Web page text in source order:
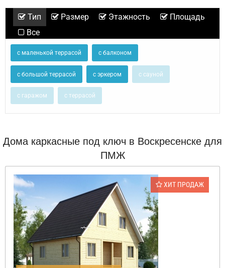
Тип Размер Этажность
Площадь
Все
с маленькой террасой с балконом
с большой террасой с эркером с сауной
с гаражом с террасой
Дома каркасные под ключ в Воскресенске для
ПМЖ
ХИТ ПРОДАЖ